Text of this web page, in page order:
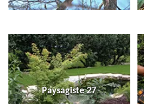
Paysagiste 27